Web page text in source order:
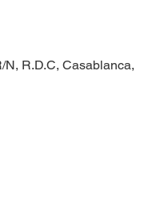
R.D.C, Casablanca,